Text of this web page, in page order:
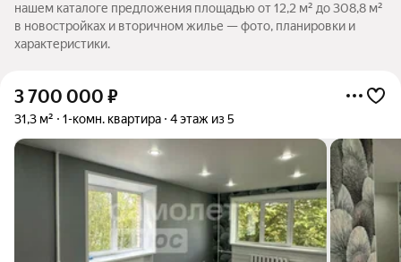
нашем каталоге предложения площадью от 12,2 м² до 308,8 м²
в новостройках и вторичном жилье — фото, планировки и
характеристики.
3 700 000 ₽
31,3 м² 1-комн. квартира 4 этаж из 5